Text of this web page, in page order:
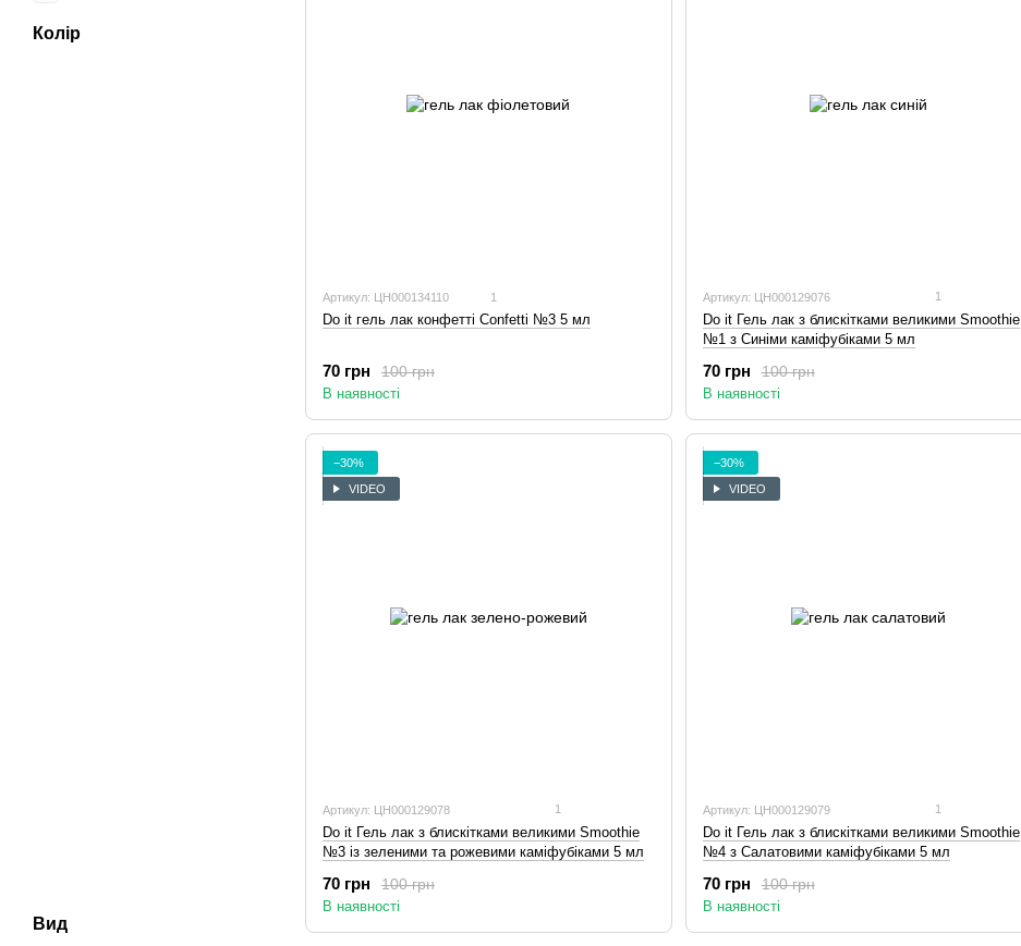
Артикул: ЦН000134110 1
Do it гель лак конфетті Confetti №3 5 мл
100 грн
70 грн
В наявності
Артикул: ЦН000129076 1
Do it Гель лак з блискітками великими Smoothie
№1 з Синіми каміфубіками 5 мл
100 грн
70 грн
В наявності
−30%
VIDEO
Артикул: ЦН000129078 1
Do it Гель лак з блискітками великими Smoothie
№3 із зеленими та рожевими каміфубіками 5 мл
100 грн
70 грн
В наявності
−30%
VIDEO
Артикул: ЦН000129079 1
Do it Гель лак з блискітками великими Smoothie
№4 з Салатовими каміфубіками 5 мл
100 грн
70 грн
В наявності
Колір
Вид